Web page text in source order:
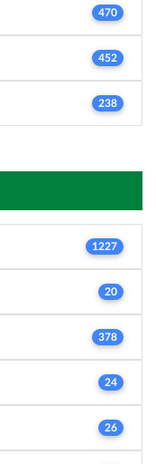
470
452
238
1227
20
378
24
26